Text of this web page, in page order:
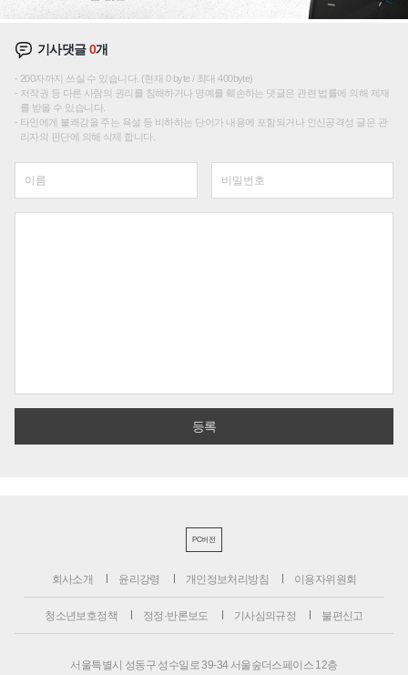
기사댓글0개
200자까지 쓰실 수 있습니다. (현재 0 byte / 최대 400byte)
저작권 등 다른 사람의 권리를 침해하거나 명예를 훼손하는 댓글은 관련 법률에 의해 제재
를 받을 수 있습니다.
타인에게 불쾌감을 주는 욕설 등 비하하는 단어가 내용에 포함되거나 인신공격성 글은 관
리자의 판단에 의해 삭제 합니다.
PC버전
회사소개 윤리강령 개인정보처리방침 이용자위원회
청소년보호정책 정정·반론보도 기사심의규정 불편신고
서울특별시 성동구 성수일로 39-34 서울숲더스페이스 12층